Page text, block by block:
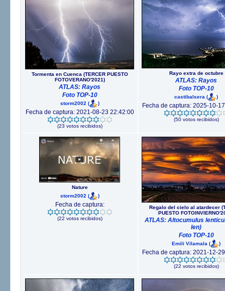
Tormenta en Cuenca (TERCER PUESTO
FOTOVERANO'2021)
ATLAS: Rayos
Foto TOP-10
storm2002 ( )
Fecha de captura: 2021-08-23 22:42:00
(23 votos recibidos)
Rayo extra de octubre
ATLAS: Rayos
Foto TOP-10
castibalsera ( )
Fecha de captura: 2025-10-
(50 votos recibidos)
Nature
storm2002 ( )
Fecha de captura:
(22 votos recibidos)
Regalo del cielo al atardecer
PUESTO
ATLAS: Altocumulus
len)
Foto TOP-10
Emili Vilamala ( )
Fecha de captura: 2021-12-
(22 votos recibidos)